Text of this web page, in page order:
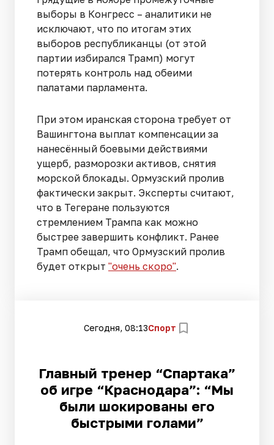
выборы в Конгресс – аналитики не
исключают, что по итогам этих
выборов республиканцы (от этой
партии избирался Трамп) могут
потерять контроль над обеими
палатами парламента.
При этом иранская сторона требует от
Вашингтона выплат компенсации за
нанесённый боевыми действиями
ущерб, разморозки активов, снятия
морской блокады. Ормузский пролив
фактически закрыт. Эксперты считают,
что в Тегеране пользуются
стремлением Трампа как можно
быстрее завершить конфликт. Ранее
Трамп обещал, что Ормузский пролив
будет открыт "очень скоро".
Сегодня, 08:13Спорт
Главный тренер “Спартака”
об игре “Краснодара”: “Мы
были шокированы его
быстрыми голами”